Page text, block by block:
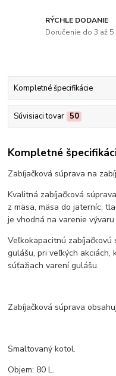
RÝCHLE DODANIE
Doručenie do 3 až 5
Kompletné špecifikácie
Súvisiaci tovar 50
Kompletné
Zabíjačková súprava na
Kvalitná zabíjačková
z mäsa, mäsa do jaterníc,
je vhodná na varenie
Veľkokapacitnú zabíjačkovú
gulášu, pri veľkých akciách,
súťažiach varení gulášu.
Zabíjačková súprava
Smaltovaný kotol.
Objem: 80 L.